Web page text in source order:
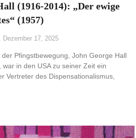
(1916-2014): „Der ewige
(1957)
Dezember 17, 2025
der Pfingstbewegung, John George Hall
war in den USA zu seiner Zeit ein
Vertreter des Dispensationalismus,